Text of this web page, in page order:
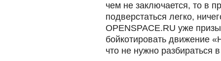
чем не заключается, то в
подверстаться легко,
OPENSPACE.RU уже
бойкотировать движение
что не нужно разбираться